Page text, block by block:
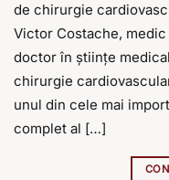
de chirurgie
Victor Costache,
doctor în științe
chirurgie
unul din cele mai
complet al […]